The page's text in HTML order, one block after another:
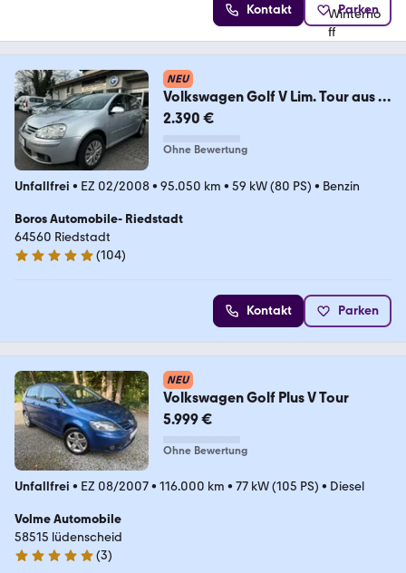
Kontakt Parken
NEU
Volkswagen Golf V Lim. Tour aus 2.
Hand
2.390 €
Ohne Bewertung
Unfallfrei • EZ 02/2008• 95.050 km • 59 kW (80 PS) • Benzin
Boros Automobile- Riedstadt
64560 Riedstadt
4.9 Sterne
(104)
Kontakt Parken
NEU
Volkswagen Golf Plus V Tour
5.999 €
Ohne Bewertung
Unfallfrei • EZ 08/2007• 116.000 km • 77 kW (105 PS) • Diesel
Volme Automobile
58515 lüdenscheid
5 Sterne
(3)